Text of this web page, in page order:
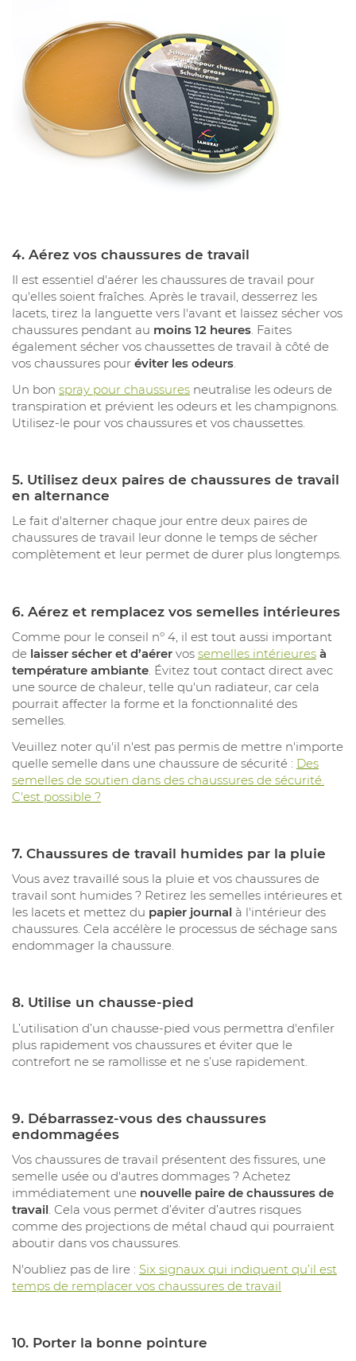
4. Aérez vos chaussures de travail
Il est essentiel d'aérer les chaussures de travail pour
qu'elles soient fraîches. Après le travail, desserrez les
lacets, tirez la languette vers l'avant et laissez sécher vos
chaussures pendant au moins 12 heures. Faites
également sécher vos chaussettes de travail à côté de
vos chaussures pour éviter les odeurs.
Un bon spray pour chaussures neutralise les odeurs de
transpiration et prévient les odeurs et les champignons.
Utilisez-le pour vos chaussures et vos chaussettes.
5. Utilisez deux paires de chaussures de travail
en alternance
Le fait d'alterner chaque jour entre deux paires de
chaussures de travail leur donne le temps de sécher
complètement et leur permet de durer plus longtemps.
6. Aérez et remplacez vos semelles intérieures
Comme pour le conseil nº 4, il est tout aussi important
de laisser sécher et d’aérer vos semelles intérieures à
température ambiante . Évitez tout contact direct avec
une source de chaleur, telle qu'un radiateur, car cela
pourrait affecter la forme et la fonctionnalité des
semelles.
Veuillez noter qu'il n'est pas permis de mettre n'importe
quelle semelle dans une chaussure de sécurité : Des
semelles de soutien dans des chaussures de sécurité.
C'est possible ?
7. Chaussures de travail humides par la pluie
Vous avez travaillé sous la pluie et vos chaussures de
travail sont humides ? Retirez les semelles intérieures et
les lacets et mettez du papier journal à l'intérieur des
chaussures. Cela accélère le processus de séchage sans
endommager la chaussure.
8. Utilise un chausse-pied
L’utilisation d’un chausse-pied vous permettra d'enfiler
plus rapidement vos chaussures et éviter que le
contrefort ne se ramollisse et ne s’use rapidement.
9. Débarrassez-vous des chaussures
endommagées
Vos chaussures de travail présentent des fissures, une
semelle usée ou d'autres dommages ? Achetez
immédiatement une nouvelle paire de chaussures de
travail. Cela vous permet d’éviter d’autres risques
comme des projections de métal chaud qui pourraient
aboutir dans vos chaussures.
N'oubliez pas de lire : Six signaux qui indiquent qu’il est
temps de remplacer vos chaussures de travail
10. Porter la bonne pointure